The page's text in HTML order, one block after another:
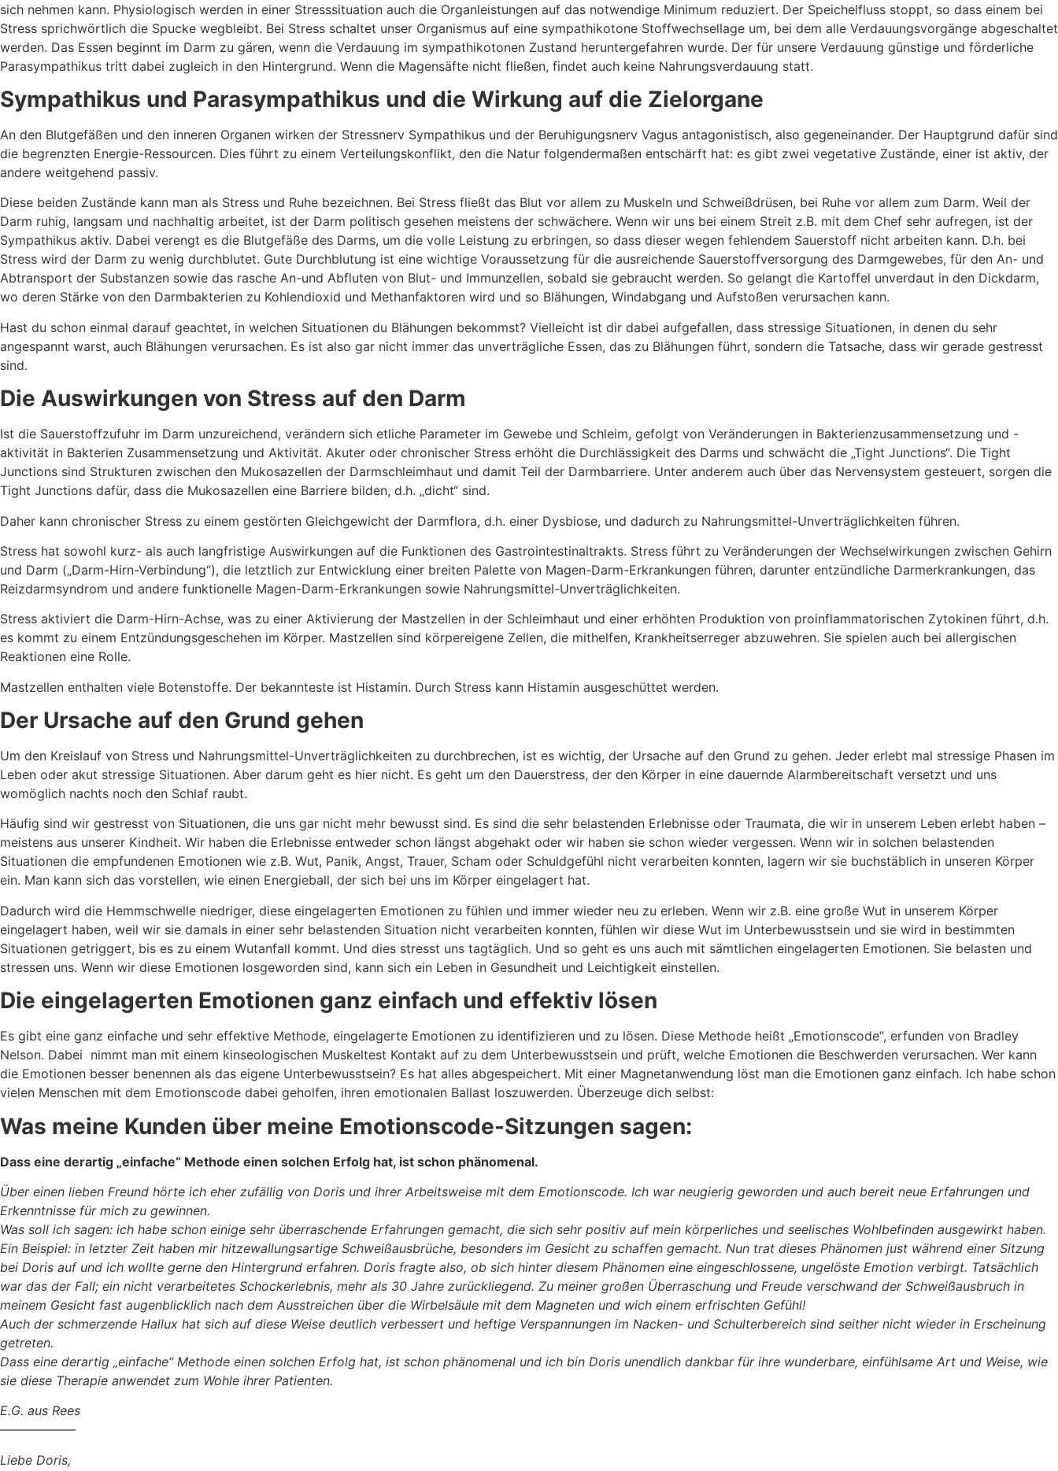
sich nehmen kann. Physiologisch werden in einer Stresssituation auch die Organleistungen auf das notwendige Minimum reduziert. Der Speichelfluss stoppt, so dass einem bei
Stress sprichwörtlich die Spucke wegbleibt. Bei Stress schaltet unser Organismus auf eine sympathikotone Stoffwechsellage um, bei dem alle Verdauungsvorgänge abgeschaltet
werden. Das Essen beginnt im Darm zu gären, wenn die Verdauung im sympathikotonen Zustand heruntergefahren wurde. Der für unsere Verdauung günstige und förderliche
Parasympathikus tritt dabei zugleich in den Hintergrund. Wenn die Magensäfte nicht fließen, findet auch keine Nahrungsverdauung statt.
Sympathikus und Parasympathikus und die Wirkung auf die Zielorgane
An den Blutgefäßen und den inneren Organen wirken der Stressnerv Sympathikus und der Beruhigungsnerv Vagus antagonistisch, also gegeneinander. Der Hauptgrund dafür sind
die begrenzten Energie-Ressourcen. Dies führt zu einem Verteilungskonflikt, den die Natur folgendermaßen entschärft hat: es gibt zwei vegetative Zustände, einer ist aktiv, der
andere weitgehend passiv.
Diese beiden Zustände kann man als Stress und Ruhe bezeichnen. Bei Stress fließt das Blut vor allem zu Muskeln und Schweißdrüsen, bei Ruhe vor allem zum Darm. Weil der
Darm ruhig, langsam und nachhaltig arbeitet, ist der Darm politisch gesehen meistens der schwächere. Wenn wir uns bei einem Streit z.B. mit dem Chef sehr aufregen, ist der
Sympathikus aktiv. Dabei verengt es die Blutgefäße des Darms, um die volle Leistung zu erbringen, so dass dieser wegen fehlendem Sauerstoff nicht arbeiten kann. D.h. bei
Stress wird der Darm zu wenig durchblutet. Gute Durchblutung ist eine wichtige Voraussetzung für die ausreichende Sauerstoffversorgung des Darmgewebes, für den An- und
Abtransport der Substanzen sowie das rasche An-und Abfluten von Blut- und Immunzellen, sobald sie gebraucht werden. So gelangt die Kartoffel unverdaut in den Dickdarm,
wo deren Stärke von den Darmbakterien zu Kohlendioxid und Methanfaktoren wird und so Blähungen, Windabgang und Aufstoßen verursachen kann.
Hast du schon einmal darauf geachtet, in welchen Situationen du Blähungen bekommst? Vielleicht ist dir dabei aufgefallen, dass stressige Situationen, in denen du sehr
angespannt warst, auch Blähungen verursachen. Es ist also gar nicht immer das unverträgliche Essen, das zu Blähungen führt, sondern die Tatsache, dass wir gerade gestresst
sind.
Die Auswirkungen von Stress auf den Darm
Ist die Sauerstoffzufuhr im Darm unzureichend, verändern sich etliche Parameter im Gewebe und Schleim, gefolgt von Veränderungen in Bakterienzusammensetzung und -
aktivität in Bakterien Zusammensetzung und Aktivität. Akuter oder chronischer Stress erhöht die Durchlässigkeit des Darms und schwächt die „Tight Junctions“. Die Tight
Junctions sind Strukturen zwischen den Mukosazellen der Darmschleimhaut und damit Teil der Darmbarriere. Unter anderem auch über das Nervensystem gesteuert, sorgen die
Tight Junctions dafür, dass die Mukosazellen eine Barriere bilden, d.h. „dicht“ sind.
Daher kann chronischer Stress zu einem gestörten Gleichgewicht der Darmflora, d.h. einer Dysbiose, und dadurch zu Nahrungsmittel-Unverträglichkeiten führen.
Stress hat sowohl kurz- als auch langfristige Auswirkungen auf die Funktionen des Gastrointestinaltrakts. Stress führt zu Veränderungen der Wechselwirkungen zwischen Gehirn
und Darm („Darm-Hirn-Verbindung“), die letztlich zur Entwicklung einer breiten Palette von Magen-Darm-Erkrankungen führen, darunter entzündliche Darmerkrankungen, das
Reizdarmsyndrom und andere funktionelle Magen-Darm-Erkrankungen sowie Nahrungsmittel-Unverträglichkeiten.
Stress aktiviert die Darm-Hirn-Achse, was zu einer Aktivierung der Mastzellen in der Schleimhaut und einer erhöhten Produktion von proinflammatorischen Zytokinen führt, d.h.
es kommt zu einem Entzündungsgeschehen im Körper. Mastzellen sind körpereigene Zellen, die mithelfen, Krankheitserreger abzuwehren. Sie spielen auch bei allergischen
Reaktionen eine Rolle.
Mastzellen enthalten viele Botenstoffe. Der bekannteste ist Histamin. Durch Stress kann Histamin ausgeschüttet werden.
Der Ursache auf den Grund gehen
Um den Kreislauf von Stress und Nahrungsmittel-Unverträglichkeiten zu durchbrechen, ist es wichtig, der Ursache auf den Grund zu gehen. Jeder erlebt mal stressige Phasen im
Leben oder akut stressige Situationen. Aber darum geht es hier nicht. Es geht um den Dauerstress, der den Körper in eine dauernde Alarmbereitschaft versetzt und uns
womöglich nachts noch den Schlaf raubt.
Häufig sind wir gestresst von Situationen, die uns gar nicht mehr bewusst sind. Es sind die sehr belastenden Erlebnisse oder Traumata, die wir in unserem Leben erlebt haben –
meistens aus unserer Kindheit. Wir haben die Erlebnisse entweder schon längst abgehakt oder wir haben sie schon wieder vergessen. Wenn wir in solchen belastenden
Situationen die empfundenen Emotionen wie z.B. Wut, Panik, Angst, Trauer, Scham oder Schuldgefühl nicht verarbeiten konnten, lagern wir sie buchstäblich in unseren Körper
ein. Man kann sich das vorstellen, wie einen Energieball, der sich bei uns im Körper eingelagert hat.
Dadurch wird die Hemmschwelle niedriger, diese eingelagerten Emotionen zu fühlen und immer wieder neu zu erleben. Wenn wir z.B. eine große Wut in unserem Körper
eingelagert haben, weil wir sie damals in einer sehr belastenden Situation nicht verarbeiten konnten, fühlen wir diese Wut im Unterbewusstsein und sie wird in bestimmten
Situationen getriggert, bis es zu einem Wutanfall kommt. Und dies stresst uns tagtäglich. Und so geht es uns auch mit sämtlichen eingelagerten Emotionen. Sie belasten und
stressen uns. Wenn wir diese Emotionen losgeworden sind, kann sich ein Leben in Gesundheit und Leichtigkeit einstellen.
Die eingelagerten Emotionen ganz einfach und effektiv lösen
Es gibt eine ganz einfache und sehr effektive Methode, eingelagerte Emotionen zu identifizieren und zu lösen. Diese Methode heißt „Emotionscode“, erfunden von Bradley
Nelson. Dabei nimmt man mit einem kinseologischen Muskeltest Kontakt auf zu dem Unterbewusstsein und prüft, welche Emotionen die Beschwerden verursachen. Wer kann
die Emotionen besser benennen als das eigene Unterbewusstsein? Es hat alles abgespeichert. Mit einer Magnetanwendung löst man die Emotionen ganz einfach. Ich habe schon
vielen Menschen mit dem Emotionscode dabei geholfen, ihren emotionalen Ballast loszuwerden. Überzeuge dich selbst:
Was meine Kunden über meine Emotionscode-Sitzungen sagen:
Dass eine derartig „einfache“ Methode einen solchen Erfolg hat, ist schon phänomenal.
Über einen lieben Freund hörte ich eher zufällig von Doris und ihrer Arbeitsweise mit dem Emotionscode. Ich war neugierig geworden und auch bereit neue Erfahrungen und
Erkenntnisse für mich zu gewinnen.
Was soll ich sagen: ich habe schon einige sehr überraschende Erfahrungen gemacht, die sich sehr positiv auf mein körperliches und seelisches Wohlbefinden ausgewirkt haben.
Ein Beispiel: in letzter Zeit haben mir hitzewallungsartige Schweißausbrüche, besonders im Gesicht zu schaffen gemacht. Nun trat dieses Phänomen just während einer Sitzung
bei Doris auf und ich wollte gerne den Hintergrund erfahren. Doris fragte also, ob sich hinter diesem Phänomen eine eingeschlossene, ungelöste Emotion verbirgt. Tatsächlich
war das der Fall; ein nicht verarbeitetes Schockerlebnis, mehr als 30 Jahre zurückliegend. Zu meiner großen Überraschung und Freude verschwand der Schweißausbruch in
meinem Gesicht fast augenblicklich nach dem Ausstreichen über die Wirbelsäule mit dem Magneten und wich einem erfrischten Gefühl!
Auch der schmerzende Hallux hat sich auf diese Weise deutlich verbessert und heftige Verspannungen im Nacken- und Schulterbereich sind seither nicht wieder in Erscheinung
getreten.
Dass eine derartig „einfache“ Methode einen solchen Erfolg hat, ist schon phänomenal und ich bin Doris unendlich dankbar für ihre wunderbare, einfühlsame Art und Weise, wie
sie diese Therapie anwendet zum Wohle ihrer Patienten.
E.G. aus Rees
——————
Liebe Doris,